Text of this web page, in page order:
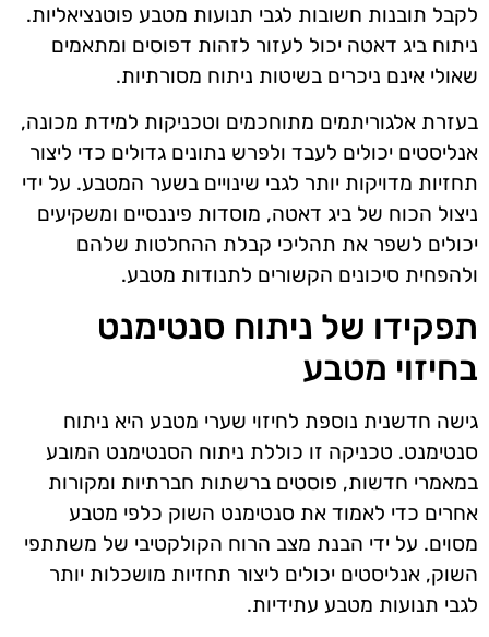
לקבל תובנות חשובות לגבי תנועות מטבע פוטנציאליות.
ניתוח ביג דאטה יכול לעזור לזהות דפוסים ומתאמים
שאולי אינם ניכרים בשיטות ניתוח מסורתיות.
בעזרת אלגוריתמים מתוחכמים וטכניקות למידת מכונה,
אנליסטים יכולים לעבד ולפרש נתונים גדולים כדי ליצור
תחזיות מדויקות יותר לגבי שינויים בשער המטבע. על ידי
ניצול הכוח של ביג דאטה, מוסדות פיננסיים ומשקיעים
יכולים לשפר את תהליכי קבלת ההחלטות שלהם
ולהפחית סיכונים הקשורים לתנודות מטבע.
תפקידו של ניתוח סנטימנט
בחיזוי מטבע
גישה חדשנית נוספת לחיזוי שערי מטבע היא ניתוח
סנטימנט. טכניקה זו כוללת ניתוח הסנטימנט המובע
במאמרי חדשות, פוסטים ברשתות חברתיות ומקורות
אחרים כדי לאמוד את סנטימנט השוק כלפי מטבע
מסוים. על ידי הבנת מצב הרוח הקולקטיבי של משתתפי
השוק, אנליסטים יכולים ליצור תחזיות מושכלות יותר
לגבי תנועות מטבע עתידיות.